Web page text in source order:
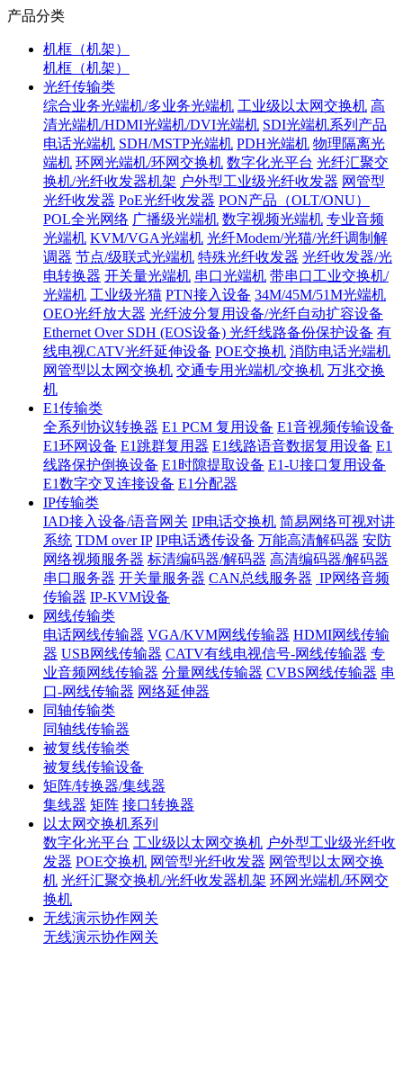
产品分类
机框（机架）
机框（机架）
光纤传输类
综合业务光端机/多业务光端机 工业级以太网交换机 高
清光端机/HDMI光端机/DVI光端机 SDI光端机系列产品
电话光端机 SDH/MSTP光端机 PDH光端机 物理隔离光
端机 环网光端机/环网交换机 数字化光平台 光纤汇聚交
换机/光纤收发器机架 户外型工业级光纤收发器 网管型
光纤收发器 PoE光纤收发器 PON产品（OLT/ONU）
POL全光网络 广播级光端机 数字视频光端机 专业音频
光端机 KVM/VGA光端机 光纤Modem/光猫/光纤调制解
调器 节点/级联式光端机 特殊光纤收发器 光纤收发器/光
电转换器 开关量光端机 串口光端机 带串口工业交换机/
光端机 工业级光猫 PTN接入设备 34M/45M/51M光端机
OEO光纤放大器 光纤波分复用设备/光纤自动扩容设备
Ethernet Over SDH (EOS设备) 光纤线路备份保护设备 有
线电视CATV光纤延伸设备 POE交换机 消防电话光端机
网管型以太网交换机 交通专用光端机/交换机 万兆交换
机
E1传输类
全系列协议转换器 E1 PCM 复用设备 E1音视频传输设备
E1环网设备 E1跳群复用器 E1线路语音数据复用设备 E1
线路保护倒换设备 E1时隙提取设备 E1-U接口复用设备
E1数字交叉连接设备 E1分配器
IP传输类
IAD接入设备/语音网关 IP电话交换机 简易网络可视对讲
系统 TDM over IP IP电话透传设备 万能高清解码器 安防
网络视频服务器 标清编码器/解码器 高清编码器/解码器
串口服务器 开关量服务器 CAN总线服务器 IP网络音频
传输器 IP-KVM设备
网线传输类
电话网线传输器 VGA/KVM网线传输器 HDMI网线传输
器 USB网线传输器 CATV有线电视信号-网线传输器 专
业音频网线传输器 分量网线传输器 CVBS网线传输器 串
口-网线传输器 网络延伸器
同轴传输类
同轴线传输器
被复线传输类
被复线传输设备
矩阵/转换器/集线器
集线器 矩阵 接口转换器
以太网交换机系列
数字化光平台 工业级以太网交换机 户外型工业级光纤收
发器 POE交换机 网管型光纤收发器 网管型以太网交换
机 光纤汇聚交换机/光纤收发器机架 环网光端机/环网交
换机
无线演示协作网关
无线演示协作网关